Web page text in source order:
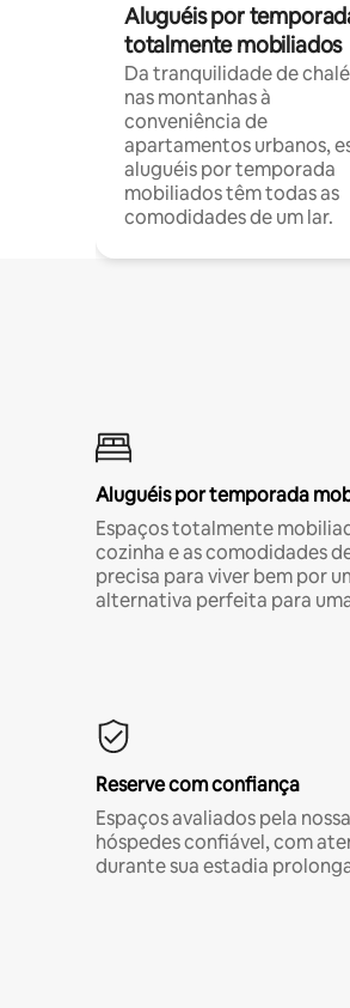
Aluguéis por
totalmente mobiliados
Da tranquilidade de
nas montanhas à
conveniência de
apartamentos urbanos,
aluguéis por temporada
mobiliados têm todas as
comodidades de um lar.
Aluguéis por temporada
Espaços totalmente
cozinha e as comodidades
precisa para viver bem por
alternativa perfeita para
Reserve com confiança
Espaços avaliados pela
hóspedes confiável, com
durante sua estadia